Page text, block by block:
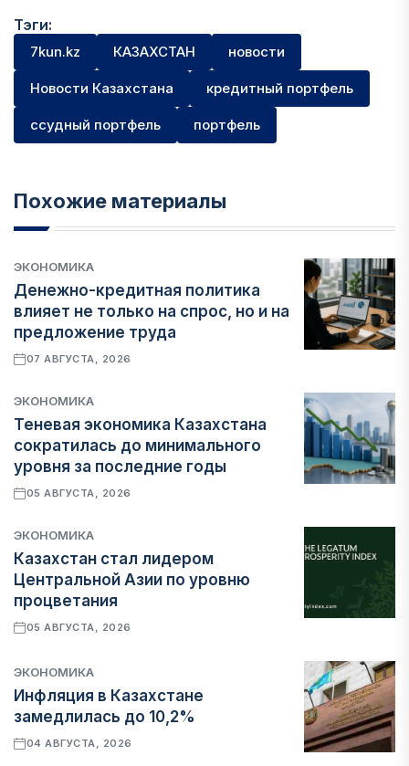
Тэги:
7kun.kz КАЗАХСТАН новости
Новости Казахстана кредитный портфель
ссудный портфель портфель
Похожие материалы
ЭКОНОМИКА
Денежно-кредитная политика
влияет не только на спрос, но и на
предложение труда
07 АВГУСТА, 2026
ЭКОНОМИКА
Теневая экономика Казахстана
сократилась до минимального
уровня за последние годы
05 АВГУСТА, 2026
ЭКОНОМИКА
Казахстан стал лидером
Центральной Азии по уровню
процветания
05 АВГУСТА, 2026
ЭКОНОМИКА
Инфляция в Казахстане
замедлилась до 10,2%
04 АВГУСТА, 2026